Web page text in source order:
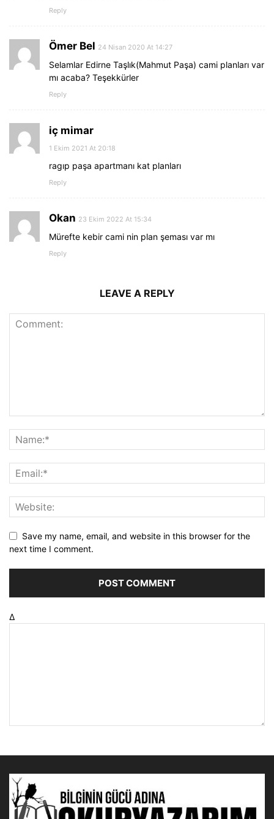
Reply
Ömer Bel 24 Nisan 2020 At 14:27
Selamlar Edirne Taşlık(Mahmut Paşa) cami planları var
mı acaba? Teşekkürler
Reply
iç mimar
1 Ekim 2021 At 20:18
ragıp paşa apartmanı kat planları
Reply
Okan 23 Ekim 2022 At 15:34
Mürefte kebir cami nin plan şeması var mı
Reply
LEAVE A REPLY
Save my name, email, and website in this browser for the
next time I comment.
Δ